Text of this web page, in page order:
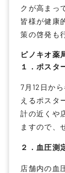
クが高まっ
皆様が健康
策の啓発も
ピノキオ薬
１．ポスタ
7月12日か
えるポスタ
計の近くや
ますので、
２．血圧測
店舗内の血